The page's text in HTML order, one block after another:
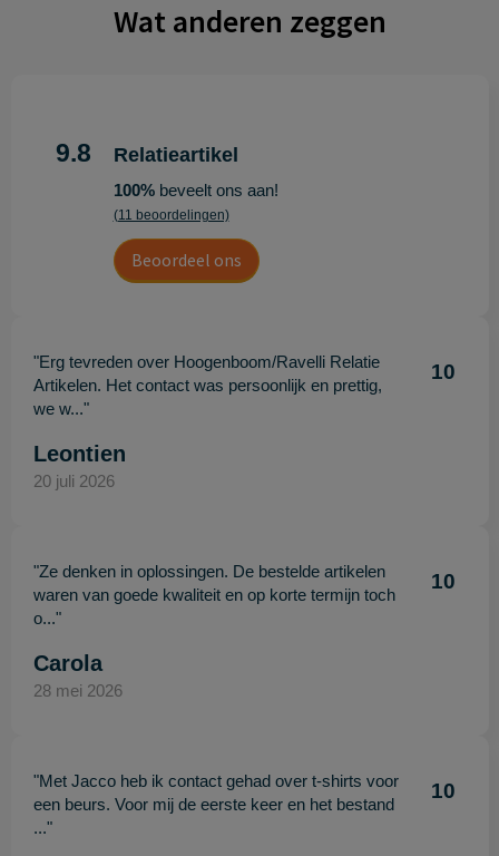
Wat anderen zeggen
9.8 Relatieartikel
100%beveelt ons aan!
(11 beoordelingen)
Beoordeel ons
"Erg tevreden over Hoogenboom/Ravelli Relatie
Artikelen. Het contact was persoonlijk en prettig,
we w..."
10
Leontien
20 juli 2026
"Ze denken in oplossingen. De bestelde artikelen
waren van goede kwaliteit en op korte termijn toch
o..."
10
Carola
28 mei 2026
"Met Jacco heb ik contact gehad over t-shirts voor
een beurs. Voor mij de eerste keer en het bestand
..."
10